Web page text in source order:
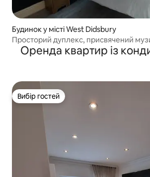
Будинок у місті West Didsbury
Просторий дуплекс, присвячений
Оренда квартир із
Вибір гостей
Вибір гостей